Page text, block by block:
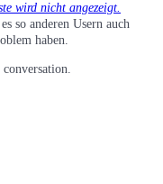
wird nicht angezeigt.
so anderen Usern auch
haben.